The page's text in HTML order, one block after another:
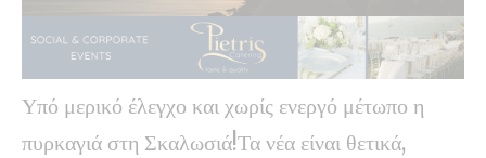
Υπό μερικό έλεγχο και χωρίς ενεργό μέτωπο η
πυρκαγιά στη Σκαλωσιά!Τα νέα είναι θετικά,